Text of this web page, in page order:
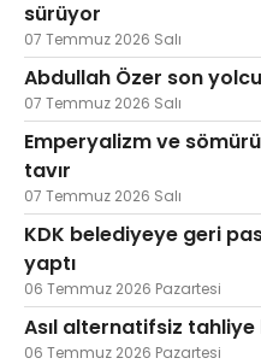
sürüyor
07 Temmuz 2026 Salı
Abdullah Özer son
07 Temmuz 2026 Salı
Emperyalizm ve
tavır
07 Temmuz 2026 Salı
KDK belediyeye geri
yaptı
06 Temmuz 2026 Pazartesi
Asıl alternatifsiz
06 Temmuz 2026 Pazartesi